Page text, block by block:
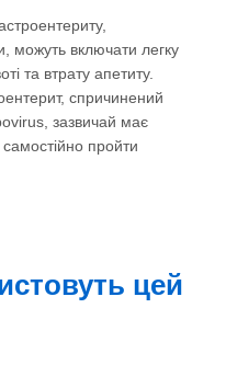
можуть включати легку
та втрату апетиту.
спричинений
зазвичай має
пройти
цей